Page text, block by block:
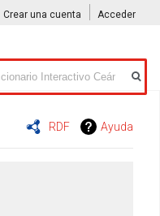
RDF Ayuda
Crear una cuenta Acceder